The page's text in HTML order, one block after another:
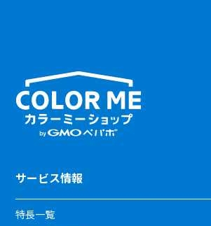
サービス情報
特長一覧